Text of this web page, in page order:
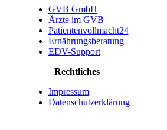
GVB GmbH
Ärzte im GVB
Patientenvollmacht24
Ernährungsberatung
EDV-Support
Rechtliches
Impressum
Datenschutzerklärung